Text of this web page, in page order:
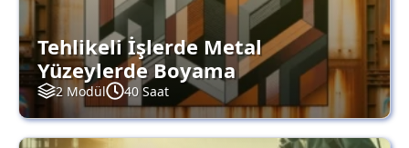
Tehlikeli İşlerde Metal
Yüzeylerde Boyama
2 Modül 40 Saat